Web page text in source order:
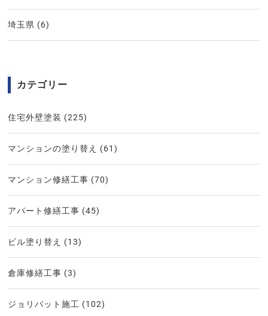
埼玉県 (6)
カテゴリー
住宅外壁塗装 (225)
マンションの塗り替え (61)
マンション修繕工事 (70)
アパート修繕工事 (45)
ビル塗り替え (13)
倉庫修繕工事 (3)
ジョリパット施工 (102)